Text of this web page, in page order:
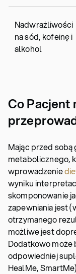
Nadwrażliwości
na sód, kofeinę i
alkohol
Co Pacjent
Mając przed
metabolicznego,
wprowadzenie
wyniku
skomponowanie
zapewniania jest
otrzymanego
możliwe jest
Dodatkowo może
odpowiedniej
HealMe,